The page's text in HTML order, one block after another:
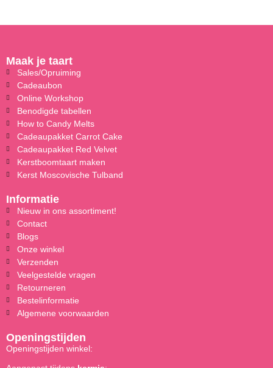
Maak je taart
Sales/Opruiming
Cadeaubon
Online Workshop
Benodigde tabellen
How to Candy Melts
Cadeaupakket Carrot Cake
Cadeaupakket Red Velvet
Kerstboomtaart maken
Kerst Moscovische Tulband
Informatie
Nieuw in ons assortiment!
Contact
Blogs
Onze winkel
Verzenden
Veelgestelde vragen
Retourneren
Bestelinformatie
Algemene voorwaarden
Openingstijden
Openingstijden winkel: